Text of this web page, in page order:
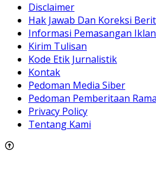
Disclaimer
Hak Jawab Dan Koreksi
Informasi Pemasangan
Kirim Tulisan
Kode Etik Jurnalistik
Kontak
Pedoman Media Siber
Pedoman Pemberitaan
Privacy Policy
Tentang Kami